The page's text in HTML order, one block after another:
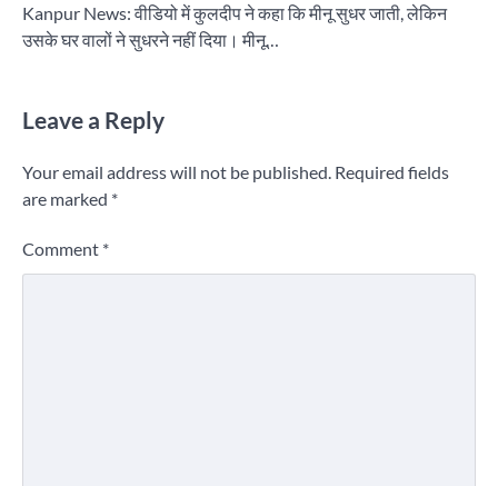
Kanpur News: वीडियो में कुलदीप ने कहा कि मीनू सुधर जाती, लेकिन
उसके घर वालों ने सुधरने नहीं दिया। मीनू…
Leave a Reply
Your email address will not be published. Required fields
are marked *
Comment *